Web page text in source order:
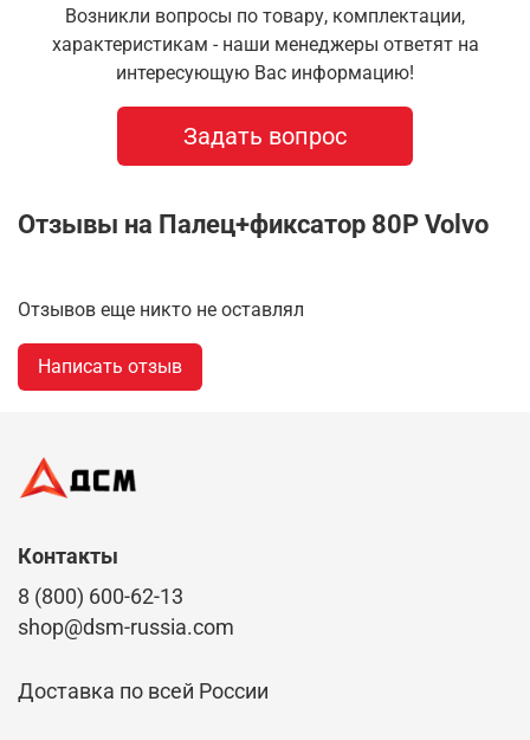
Возникли вопросы по товару, комплектации,
характеристикам - наши менеджеры ответят на
интересующую Вас информацию!
Задать вопрос
Отзывы на Палец+фиксатор 80P Volvo
Отзывов еще никто не оставлял
Написать отзыв
Контакты
8 (800) 600-62-13
shop@dsm-russia.com
Доставка по всей России